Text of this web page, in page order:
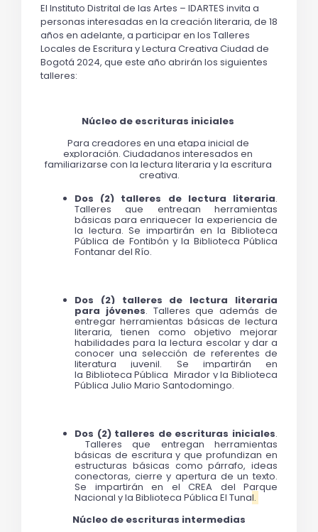
El Instituto Distrital de las Artes – IDARTES invita a
personas interesadas en la creación literaria, de 18
años en adelante, a participar en los Talleres
Locales de Escritura y Lectura Creativa Ciudad de
Bogotá 2024, que este año abrirán los siguientes
talleres:
Núcleo de escrituras iniciales
Para creadores en una etapa inicial de
exploración. Ciudadanos interesados en
familiarizarse con la lectura literaria y la escritura
creativa.
Dos (2) talleres de lectura literaria.
Talleres que entregan herramientas
básicas para enriquecer la experiencia de
la lectura. Se impartirán en la Biblioteca
Pública de Fontibón y la Biblioteca Pública
Fontanar del Río.
Dos (2) talleres de lectura literaria
para jóvenes. Talleres que además de
entregar herramientas básicas de lectura
literaria, tienen como objetivo mejorar
habilidades para la lectura escolar y dar a
conocer una selección de referentes de
literatura juvenil. Se impartirán en
la Biblioteca Pública  Mirador y la Biblioteca
Pública Julio Mario Santodomingo.
Dos (2) talleres de escrituras iniciales.
Talleres que entregan herramientas
básicas de escritura y que profundizan en
estructuras básicas como párrafo, ideas
conectoras, cierre y apertura de un texto.
Se impartirán en el CREA del Parque
Nacional y la Biblioteca Pública El Tunal.
Núcleo de escrituras intermedias